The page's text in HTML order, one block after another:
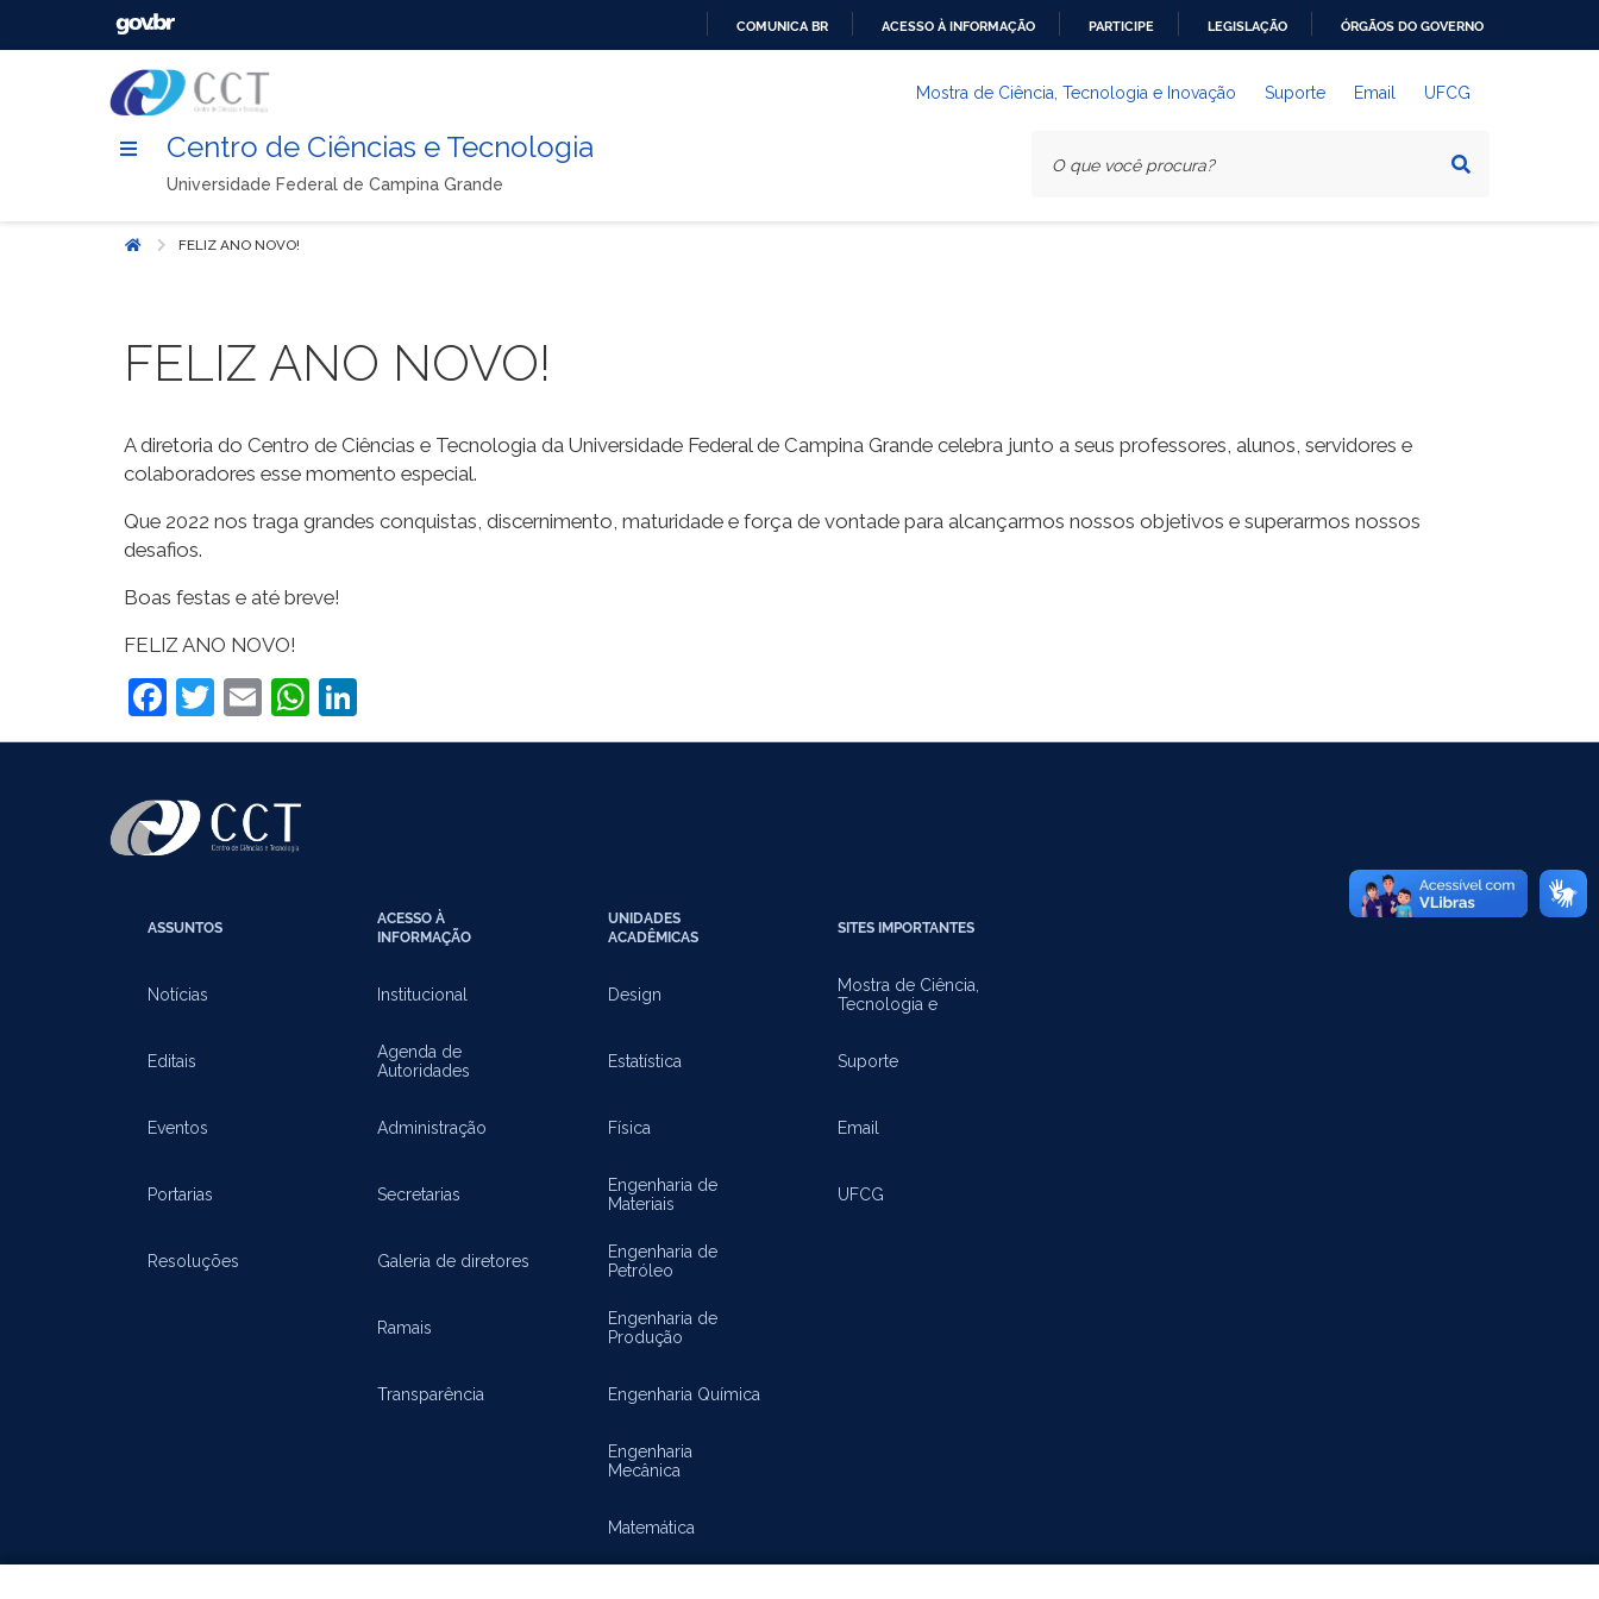
COMUNICA BR ACESSO À INFORMAÇÃO PARTICIPE LEGISLAÇÃO ÓRGÃOS DO GOVERNO
Mostra de Ciência, Tecnologia e Inovação Suporte Email UFCG
Centro de Ciências e Tecnologia
Universidade Federal de Campina Grande
Início FELIZ ANO NOVO!
FELIZ ANO NOVO!
A diretoria do Centro de Ciências e Tecnologia da Universidade Federal de Campina Grande celebra junto a seus professores, alunos, servidores e
colaboradores esse momento especial.
Que 2022 nos traga grandes conquistas, discernimento, maturidade e força de vontade para alcançarmos nossos objetivos e superarmos nossos
desafios.
Boas festas e até breve!
FELIZ ANO NOVO!
Facebook
Twitter
EmailWhatsApp
ASSUNTOS
Notícias
Editais
Eventos
Portarias
Resoluções
ACESSO À
INFORMAÇÃO
Institucional
Agenda de
Autoridades
Administração
Secretarias
Galeria de diretores
Ramais
Transparência
UNIDADES
ACADÊMICAS
Design
Estatística
Física
Engenharia de
Materiais
Engenharia de
Petróleo
Engenharia de
Produção
Engenharia Química
Engenharia
Mecânica
Matemática
SITES IMPORTANTES
Mostra de Ciência,
Tecnologia e
Suporte
Email
UFCG